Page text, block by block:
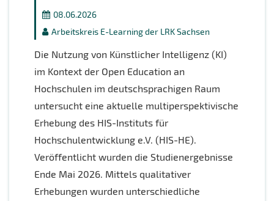
08.06.2026
Arbeitskreis E-Learning der LRK Sachsen
Die Nutzung von Künstlicher Intelligenz (KI)
im Kontext der Open Education an
Hochschulen im deutschsprachigen Raum
untersucht eine aktuelle multiperspektivische
Erhebung des HIS-Instituts für
Hochschulentwicklung e.V. (HIS-HE).
Veröffentlicht wurden die Studienergebnisse
Ende Mai 2026. Mittels qualitativer
Erhebungen wurden unterschiedliche